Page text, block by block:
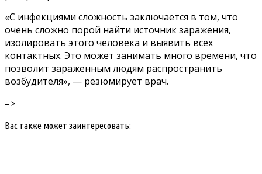
«С инфекциями сложность заключается в том, что
очень сложно порой найти источник заражения,
изолировать этого человека и выявить всех
контактных. Это может занимать много времени, что
позволит зараженным людям распространить
возбудителя», — резюмирует врач.
–>
Вас также может заинтересовать: